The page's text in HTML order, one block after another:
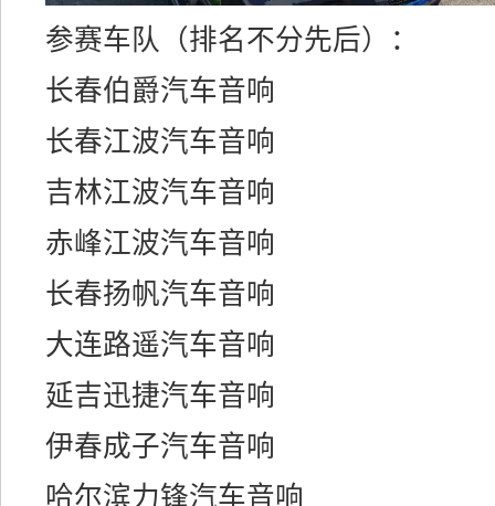
参赛车队（排名不分先后）：
长春伯爵汽车音响
长春江波汽车音响
吉林江波汽车音响
赤峰江波汽车音响
长春扬帆汽车音响
大连路遥汽车音响
延吉迅捷汽车音响
伊春成子汽车音响
哈尔滨力锋汽车音响